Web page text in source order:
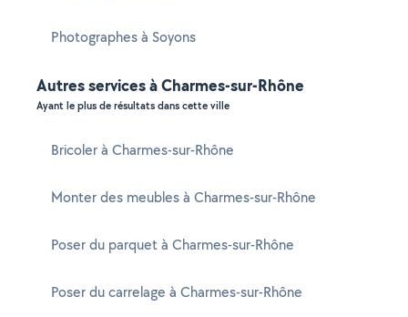
Photographes à Soyons
Autres services à Charmes-sur-Rhône
Ayant le plus de résultats dans cette ville
Bricoler à Charmes-sur-Rhône
Monter des meubles à Charmes-sur-Rhône
Poser du parquet à Charmes-sur-Rhône
Poser du carrelage à Charmes-sur-Rhône